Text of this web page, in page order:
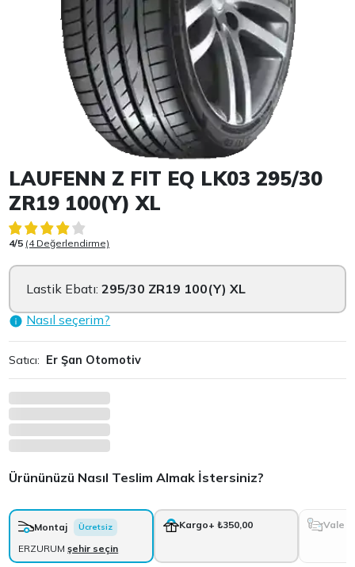
Item 1 of 1
LAUFENN Z FIT EQ LK03 295/30
ZR19 100(Y) XL
4/5 (4 Değerlendirme)
Lastik Ebatı:295/30 ZR19 100(Y) XL
Nasıl seçerim?
Satıcı: Er Şan Otomotiv
Ürününüzü Nasıl Teslim Almak İstersiniz?
Montaj Ücretsiz
ERZURUMşehir seçin
Kargo+ ₺350,00 Vale